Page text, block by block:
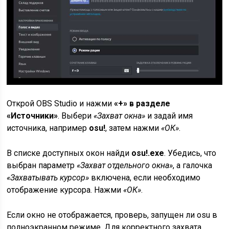
Открой OBS Studio и нажми«+» в разделе
«Источники». Выбери«Захват окна» и задай имя
источника, например osu!, затем нажми«ОК».
В списке доступных окон найди osu!.exe. Убедись, что
выбран параметр«Захват отдельного окна», а галочка
«Захватывать курсор» включена, если необходимо
отображение курсора. Нажми«ОК».
Если окно не отображается, проверь, запущен ли osu в